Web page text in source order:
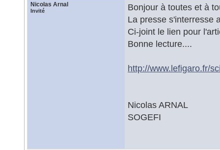
Nicolas Arnal
Invité
Bonjour à toutes et à
La presse s'interresse
Ci-joint le lien pour
Bonne lecture....
http://www.lefigaro.fr/
Nicolas ARNAL
SOGEFI